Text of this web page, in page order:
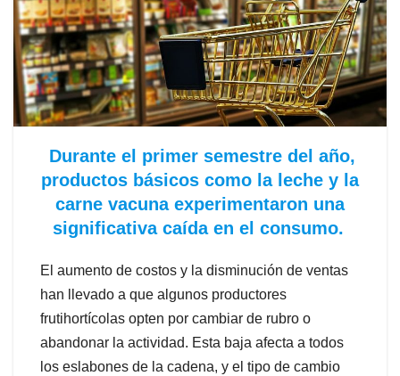
Durante el primer semestre del año,
productos básicos como la leche y la
carne vacuna experimentaron una
significativa caída en el consumo.
El aumento de costos y la disminución de ventas
han llevado a que algunos productores
frutihortícolas opten por cambiar de rubro o
abandonar la actividad. Esta baja afecta a todos
los eslabones de la cadena, y el tipo de cambio